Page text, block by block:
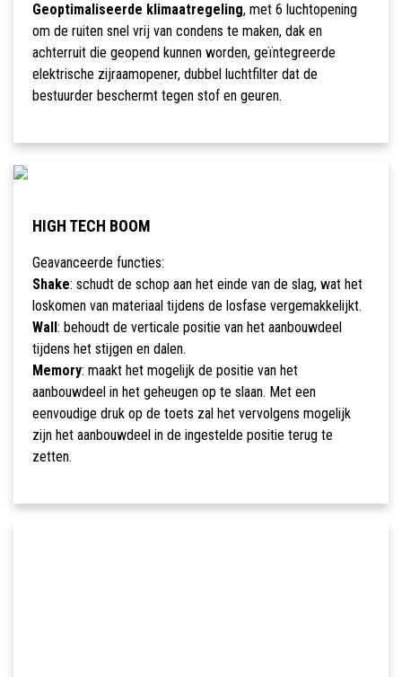
Geoptimaliseerde klimaatregeling, met 6 luchtopening
om de ruiten snel vrij van condens te maken, dak en
achterruit die geopend kunnen worden, geïntegreerde
elektrische zijraamopener, dubbel luchtfilter dat de
bestuurder beschermt tegen stof en geuren.
HIGH TECH BOOM
Geavanceerde functies:
Shake: schudt de schop aan het einde van de slag, wat het
loskomen van materiaal tijdens de losfase vergemakkelijkt.
Wall : behoudt de verticale positie van het aanbouwdeel
tijdens het stijgen en dalen.
Memory: maakt het mogelijk de positie van het
aanbouwdeel in het geheugen op te slaan. Met een
eenvoudige druk op de toets zal het vervolgens mogelijk
zijn het aanbouwdeel in de ingestelde positie terug te
zetten.